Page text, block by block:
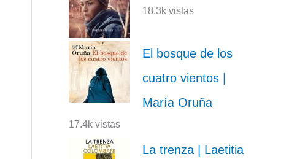
18.3k vistas
El bosque de los
cuatro vientos |
María Oruña
17.4k vistas
La trenza | Laetitia